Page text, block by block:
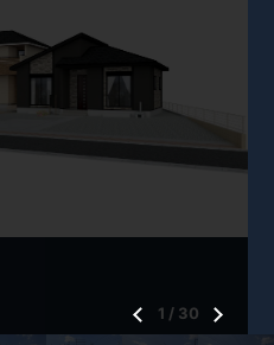
1 / 30